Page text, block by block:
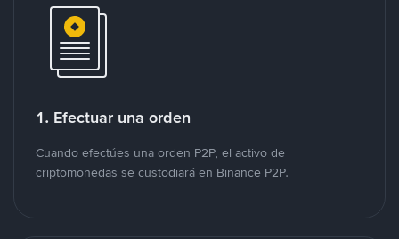
1. Efectuar una orden
Cuando efectúes una orden P2P, el activo de
criptomonedas se custodiará en Binance P2P.